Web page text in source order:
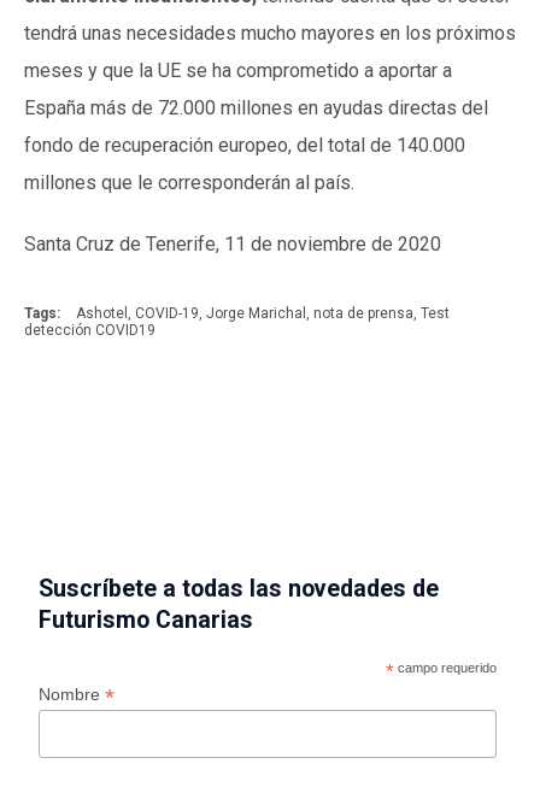
tendrá unas necesidades mucho mayores en los próximos
meses y que la UE se ha comprometido a aportar a
España más de 72.000 millones en ayudas directas del
fondo de recuperación europeo, del total de 140.000
millones que le corresponderán al país.
Santa Cruz de Tenerife, 11 de noviembre de 2020
Tags: Ashotel , COVID-19, Jorge Marichal , nota de prensa, Test
detección COVID19
Suscríbete a todas las novedades de
Futurismo Canarias
* campo requerido
Nombre*